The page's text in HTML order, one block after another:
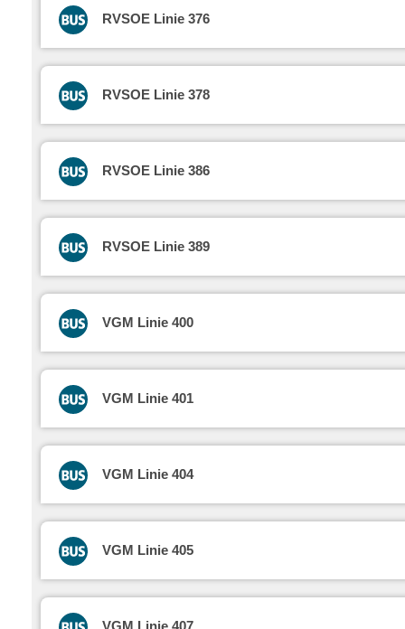
RVSOE Linie 376
RVSOE Linie 378
RVSOE Linie 386
RVSOE Linie 389
VGM Linie 400
VGM Linie 401
VGM Linie 404
VGM Linie 405
VGM Linie 407